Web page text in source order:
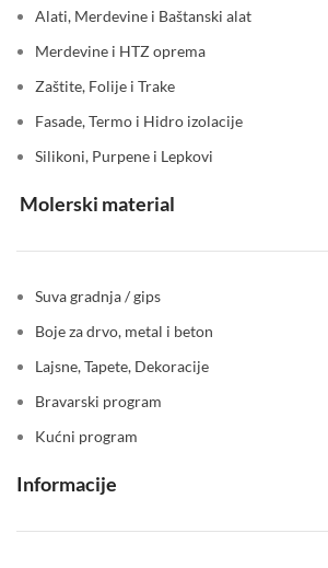
Alati, Merdevine i Baštanski alat
Merdevine i HTZ oprema
Zaštite, Folije i Trake
Fasade, Termo i Hidro izolacije
Silikoni, Purpene i Lepkovi
Molerski material
Suva gradnja / gips
Boje za drvo, metal i beton
Lajsne, Tapete, Dekoracije
Bravarski program
Kućni program
Informacije